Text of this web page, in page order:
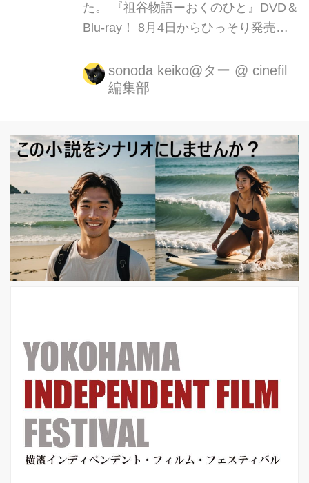
た。 『祖谷物語ーおくのひと』DVD＆
Blu-ray！ 8月4日からひっそり発売
方々への、挨拶回りもしてきました！
そして、地元・池田町の皆様へ 今日か
なので、皆さんにDVDを手売りしよう
と思っておりましたが、できそうにあ
りません。 でも、実家にはDVD大量に
送っておきましたので、どうか親から
買ってください。 買うのにどうしても
抵抗がある方は、 レンタルショップの
モンキーでも置いてくださっておりま
sonoda keiko@ター @ cinefil
編集部